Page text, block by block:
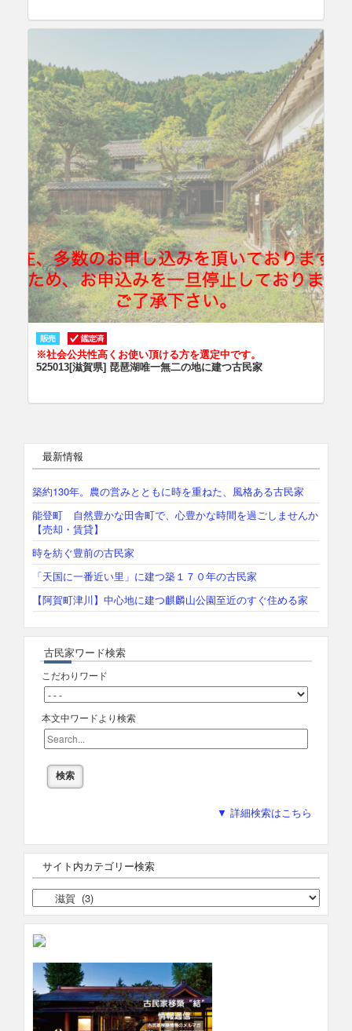
※社会公共性高くお使い頂ける方を選定中です。
525013[滋賀県] 琵琶湖唯一無二の地に建つ古民家
最新情報
築約130年。農の営みとともに時を重ねた、風格ある古民家
能登町 自然豊かな田舎町で、心豊かな時間を過ごしませんか
【売却・賃貸】
時を紡ぐ豊前の古民家
「天国に一番近い里」に建つ築１７０年の古民家
【阿賀町津川】中心地に建つ麒麟山公園至近のすぐ住める家
古民家ワード検索
こだわりワード
本文中ワードより検索
▼ 詳細検索はこちら
サイト内カテゴリー検索
イ
ト
内
カ
テ
ゴ
リ
ー
検